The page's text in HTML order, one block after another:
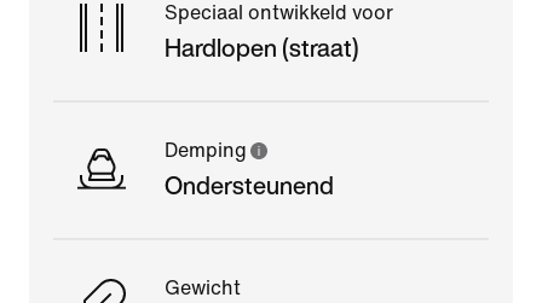
Speciaal ontwikkeld voor
Hardlopen (straat)
Demping
Ondersteunend
Gewicht